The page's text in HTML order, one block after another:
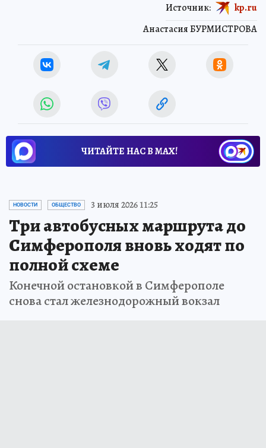
Анастасия БУРМИСТРОВА
Источник: kp.ru
ЧИТАЙТЕ НАС В МАХ!
НОВОСТИ ОБЩЕСТВО 3 июля 2026 11:25
Три автобусных маршрута до
Симферополя вновь ходят по
полной схеме
Конечной остановкой в Симферополе
снова стал железнодорожный вокзал